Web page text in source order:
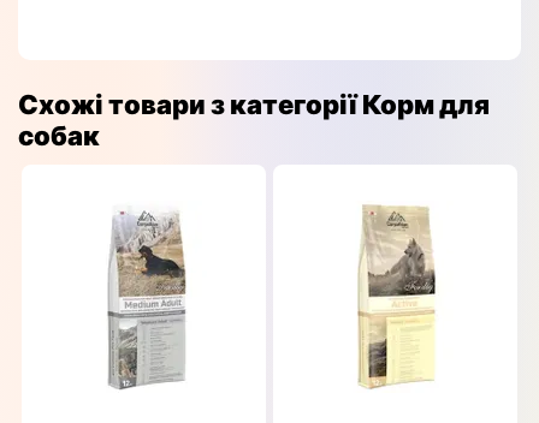
Схожі товари з категорії Корм для
собак